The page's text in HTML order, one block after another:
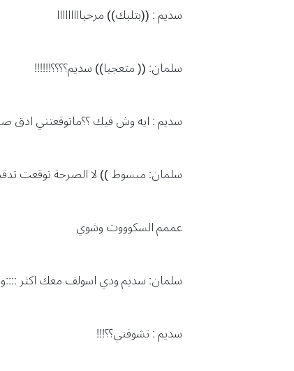
سديم : ((بتلبك)) مرحبااااااااا
سلمان: (( متعجبا)) سديم؟؟؟؟!!!!!!
سديم : ايه وش فيك ؟؟ماتوقعتني ادق
سلمان: مبسوط )) لا الصرحة توقعت
عممم السكوووت وشوي
سلمان: سديم ودي اسولف معك اكثر
سديم : تشوفني؟؟!!!